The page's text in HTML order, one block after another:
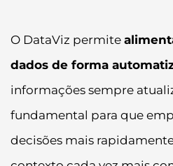
O DataViz permite
dados de forma
informações sempre
fundamental para que
decisões mais